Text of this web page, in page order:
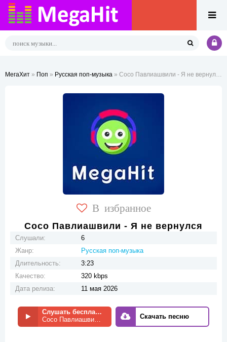
МегаХит » Поп » Русская поп-музыка » Сосо Павлиашвили - Я не вернулся
В избранное
Сосо Павлиашвили - Я не вернулся
Слушали:
6
Жанр:
Русская поп-музыка
Длительность:
3:23
Качество:
320 kbps
Дата релиза:
11 мая 2026
Слушать бесплатно
Сосо Павлиашвили - Я не вернулся
Скачать песню